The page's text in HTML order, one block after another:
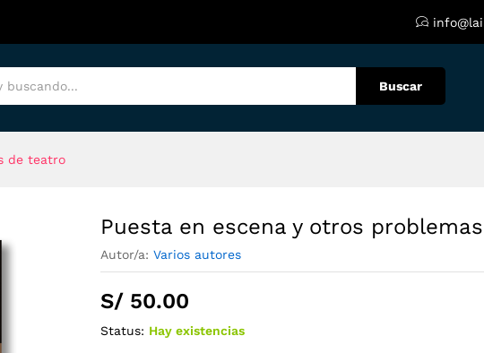
Buscar
de teatro
Puesta en escena y otros
Autor/a:Varios autores
S/ 50.00
Status: Hay existencias
S/